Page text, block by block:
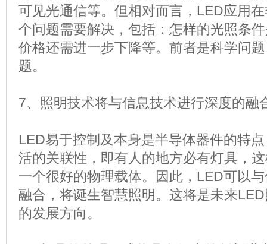
可见光通信等。但相对而言，LED应用
个问题需要解决，包括：怎样的光照条
价格还需进一步下降等。前者是科学问
题。
7、照明技术将与信息技术进行深度的融
LED易于控制及本身是半导体器件的特
活的关联性，即有人的地方必有灯具，
一个很好的物理载体。因此，LED可以
融合，将诞生智慧照明。这将是未来
的发展方向。